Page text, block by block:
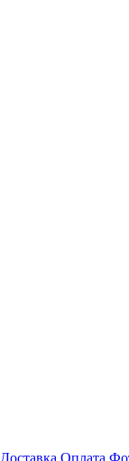
Доставка Оплата